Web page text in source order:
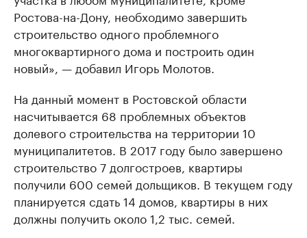
Ростова-на-Дону, необходимо завершить
строительство одного проблемного
многоквартирного дома и построить один
новый», — добавил Игорь Молотов.
На данный момент в Ростовской области
насчитывается 68 проблемных объектов
долевого строительства на территории 10
муниципалитетов. В 2017 году было завершено
строительство 7 долгостроев, квартиры
получили 600 семей дольщиков. В текущем году
планируется сдать 14 домов, квартиры в них
должны получить около 1,2 тыс. семей.